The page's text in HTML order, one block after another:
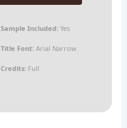
Sample Included:Yes
Title Font:Arial Narrow
Credits:Full